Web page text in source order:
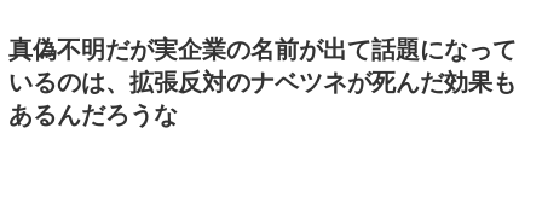
真偽不明だが実企業の名前が出て話題になって
いるのは、拡張反対のナベツネが死んだ効果も
あるんだろうな